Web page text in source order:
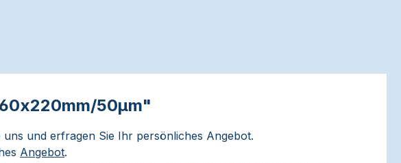
50µm"
und erfragen Sie Ihr persönliches Angebot.
Angebot.